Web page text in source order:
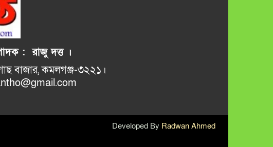
: রাজু দত্ত ।
ভানুগাছ বাজার, কমলগঞ্জ-৩২২১।
Developed By Radwan Ahmed